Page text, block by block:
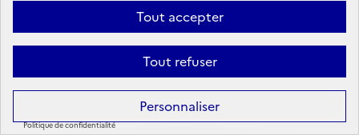
Tout accepter
Tout refuser
Personnaliser
Politique de confidentialité
Mentions légales
conforme
Politique d’utilisation des témoins de connexion
Sauf mention contraire, tous les contenus de ce site sont sous